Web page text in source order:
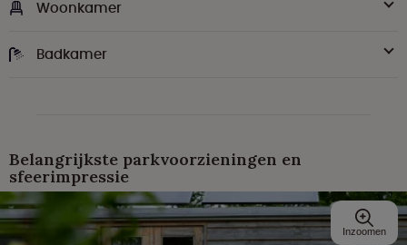
Woonkamer
Badkamer
Belangrijkste parkvoorzieningen en
sfeerimpressie
Inzoomen